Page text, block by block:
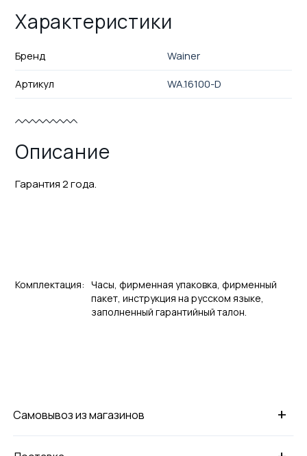
Характеристики
Бренд
Wainer
Артикул
WA.16100-D
Описание
Гарантия 2 года.
Комплектация: Часы, фирменная упаковка, фирменный
пакет, инструкция на русском языке,
заполненный гарантийный талон.
+
Самовывоз из магазинов